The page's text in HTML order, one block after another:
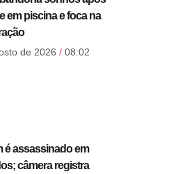
em piscina e foca na
de 2026 08:02
é assassinado em
câmera registra